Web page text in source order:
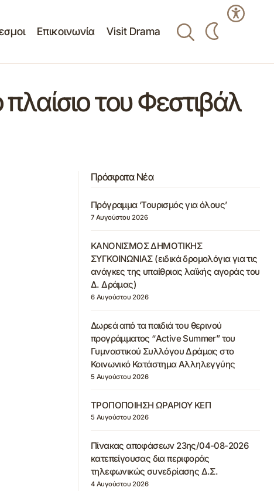
Επικοινωνία Visit Drama
του Φεστιβάλ
Πρόσφατα Νέα
Πρόγραμμα ‘Τουρισμός για όλους’
7 Αυγούστου 2026
ΚΑΝΟΝΙΣΜΟΣ ΔΗΜΟΤΙΚΗΣ
ΣΥΓΚΟΙΝΩΝΙΑΣ (ειδικά δρομολόγια για τις
ανάγκες της υπαίθριας λαϊκής αγοράς του
Δ. Δράμας)
6 Αυγούστου 2026
Δωρεά από τα παιδιά του θερινού
προγράμματος “Active Summer” του
Γυμναστικού Συλλόγου Δράμας στο
Κοινωνικό Κατάστημα Αλληλεγγύης
5 Αυγούστου 2026
ΤΡΟΠΟΠΟΙΗΣΗ ΩΡΑΡΙΟΥ ΚΕΠ
5 Αυγούστου 2026
Πίνακας αποφάσεων 23ης/04-08-2026
κατεπείγουσας δια περιφοράς
τηλεφωνικώς συνεδρίασης Δ.Σ.
4 Αυγούστου 2026